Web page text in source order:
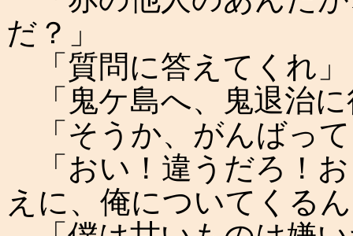
だ？」
「質問に答えてくれ」
「鬼ケ島へ、鬼退治に
「そうか、がんばっ
「おい！違うだろ！
えに、俺についてくる